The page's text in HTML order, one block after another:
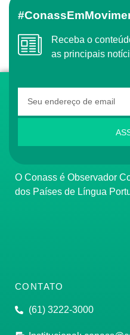
Receba o conteúdo semanal do Conass com
as principais
O Conass é Observador Consultivo da Comunidade
dos Países de Língua
CONTATO
(61) 3222-3000